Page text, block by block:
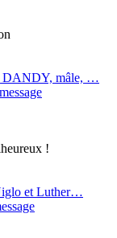
DANDY, mâle, …
!
et Luther…